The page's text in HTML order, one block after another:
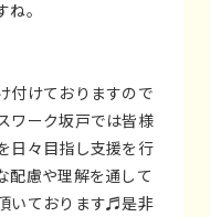
。
付けておりますので
ワーク坂戸では皆様
日々目指し支援を行
配慮や理解を通して
いております♬是非